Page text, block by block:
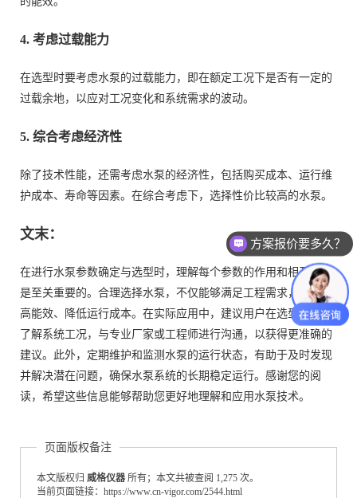
4. 考虑过载能力
在选型时要考虑水泵的过载能力，即在额定工况下是否有一定的
过载余地，以应对工况变化和系统需求的波动。
5. 综合考虑经济性
除了技术性能，还需考虑水泵的经济性，包括购买成本、运行维
护成本、寿命等因素。在综合考虑下，选择性价比较高的水泵。
文末：
在进行水泵参数确定与选型时，理解每个参数的作用和相互关系
是至关重要的。合理选择水泵，不仅能够满足工程需求，还能提
高能效、降低运行成本。在实际应用中，建议用户在选型前充分
了解系统工况，与专业厂家或工程师进行沟通，以获得更准确的
建议。此外，定期维护和监测水泵的运行状态，有助于及时发现
并解决潜在问题，确保水泵系统的长期稳定运行。感谢您的阅
读，希望这些信息能够帮助您更好地理解和应用水泵技术。
页面版权备注
本文版权归 威格仪器 所有；本文共被查阅 1,275 次。
当前页面链接：https://www.cn-vigor.com/2544.html
方案报价要多久？